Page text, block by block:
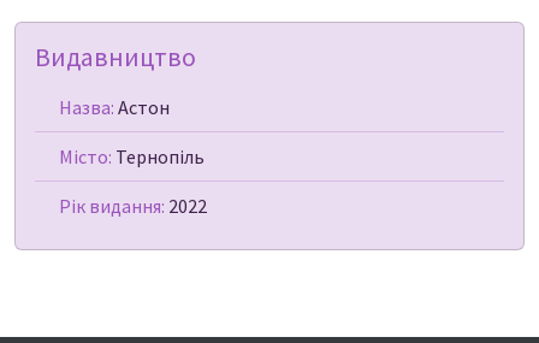
Видавництво
Назва: Астон
Місто: Тернопіль
Рік видання: 2022